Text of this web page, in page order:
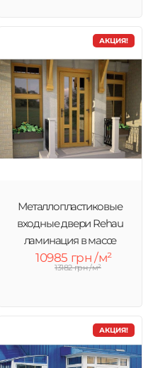
АКЦИЯ!
Металлопластиковые
входные двери Rehau
ламинация в массе
10985 грн /м²
13182 грн /м²
АКЦИЯ!